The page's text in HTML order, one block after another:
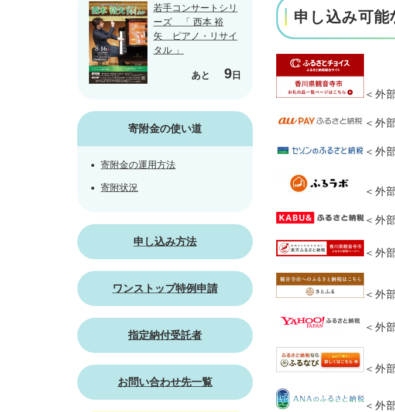
申し込み可
＜外
＜外
＜外
＜外
＜外
＜外
＜外
＜外
＜外
＜外
若手コンサートシリ
ーズ 「 西本 裕
矢 ピアノ・リサイ
タル 」
あと 9 日
寄附金の使い道
寄附金の運用方法
寄附状況
申し込み方法
ワンストップ特例申請
指定納付受託者
お問い合わせ先一覧